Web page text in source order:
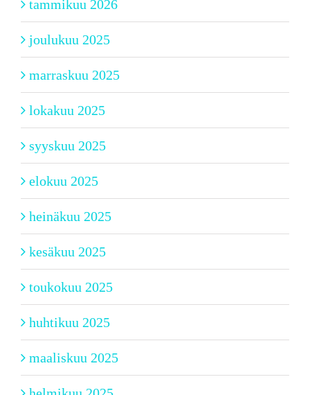
tammikuu 2026
joulukuu 2025
marraskuu 2025
lokakuu 2025
syyskuu 2025
elokuu 2025
heinäkuu 2025
kesäkuu 2025
toukokuu 2025
huhtikuu 2025
maaliskuu 2025